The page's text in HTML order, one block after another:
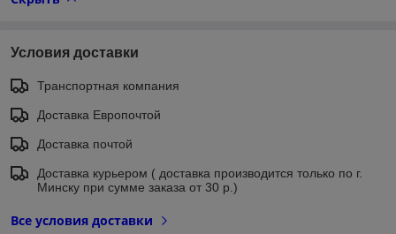
Условия доставки
Транспортная компания
Доставка Европочтой
Доставка почтой
Доставка курьером ( доставка производится только по г.
Минску при сумме заказа от 30 р.)
Все условия доставки